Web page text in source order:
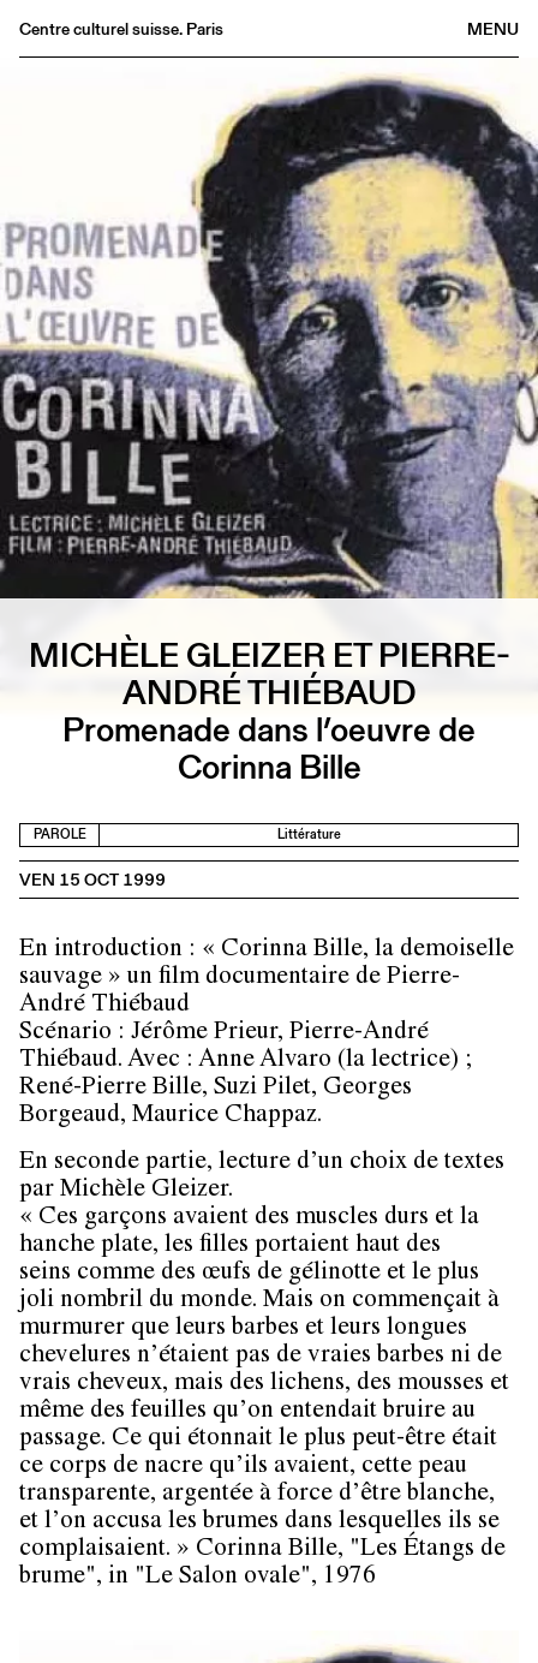
MENU
Centre culturel suisse. Paris
Médiathèque
Éditions
Informations
FR/EN
MICHÈLE GLEIZER ET PIERRE-
ANDRÉ THIÉBAUD
Promenade dans l’oeuvre de
Corinna Bille
PAROLE Littérature
VEN 15 OCT 1999
En introduction : « Corinna Bille, la demoiselle
sauvage » un film documentaire de Pierre-
André Thiébaud
Scénario : Jérôme Prieur, Pierre-André
Thiébaud. Avec : Anne Alvaro (la lectrice) ;
René-Pierre Bille, Suzi Pilet, Georges
Borgeaud, Maurice Chappaz.
En seconde partie, lecture d’un choix de textes
par Michèle Gleizer.
« Ces garçons avaient des muscles durs et la
hanche plate, les filles portaient haut des
seins comme des œufs de gélinotte et le plus
joli nombril du monde. Mais on commençait à
murmurer que leurs barbes et leurs longues
chevelures n’étaient pas de vraies barbes ni de
vrais cheveux, mais des lichens, des mousses et
même des feuilles qu’on entendait bruire au
passage. Ce qui étonnait le plus peut-être était
ce corps de nacre qu’ils avaient, cette peau
transparente, argentée à force d’être blanche,
et l’on accusa les brumes dans lesquelles ils se
complaisaient. » Corinna Bille, "Les Étangs de
brume", in "Le Salon ovale", 1976